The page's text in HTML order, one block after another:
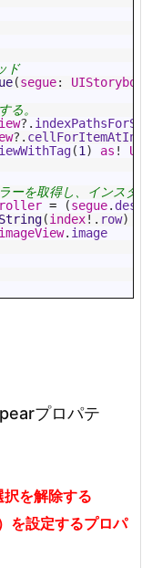
ド
(segue:
る。
? .
? .
(1 ) as !
ーを取得し、インス
= (segue.
String(index! . row)
imageView. image
プロパテ
を解除する
を設定するプロパ